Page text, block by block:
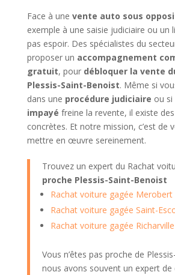
Face à une vente auto sous
exemple à une saisie judiciaire ou un
pas espoir. Des spécialistes du
proposer un accompagnement
gratuit, pour débloquer la vente
Plessis-Saint-Benoist. Même si
dans une procédure judiciaire ou si
impayé freine la revente, il existe
concrètes. Et notre mission, c’est de
mettre en œuvre sereinement.
Trouvez un expert du Rachat
proche Plessis-Saint-Benoist
Rachat voiture gagée Merobert
Rachat voiture gagée Saint-
Rachat voiture gagée Richarville
Vous n’êtes pas proche de
nous avons souvent un expert de